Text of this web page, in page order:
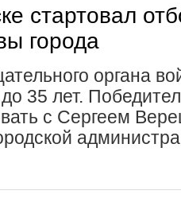
стартовал
города
органа
35 лет.
с Сергеем